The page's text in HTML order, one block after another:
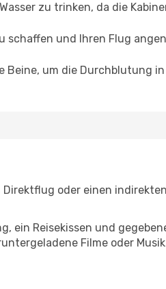
zu trinken, da die
schaffen und Ihren Flug
Beine, um die Durchblutung
oder einen
ein Reisekissen und
Filme oder